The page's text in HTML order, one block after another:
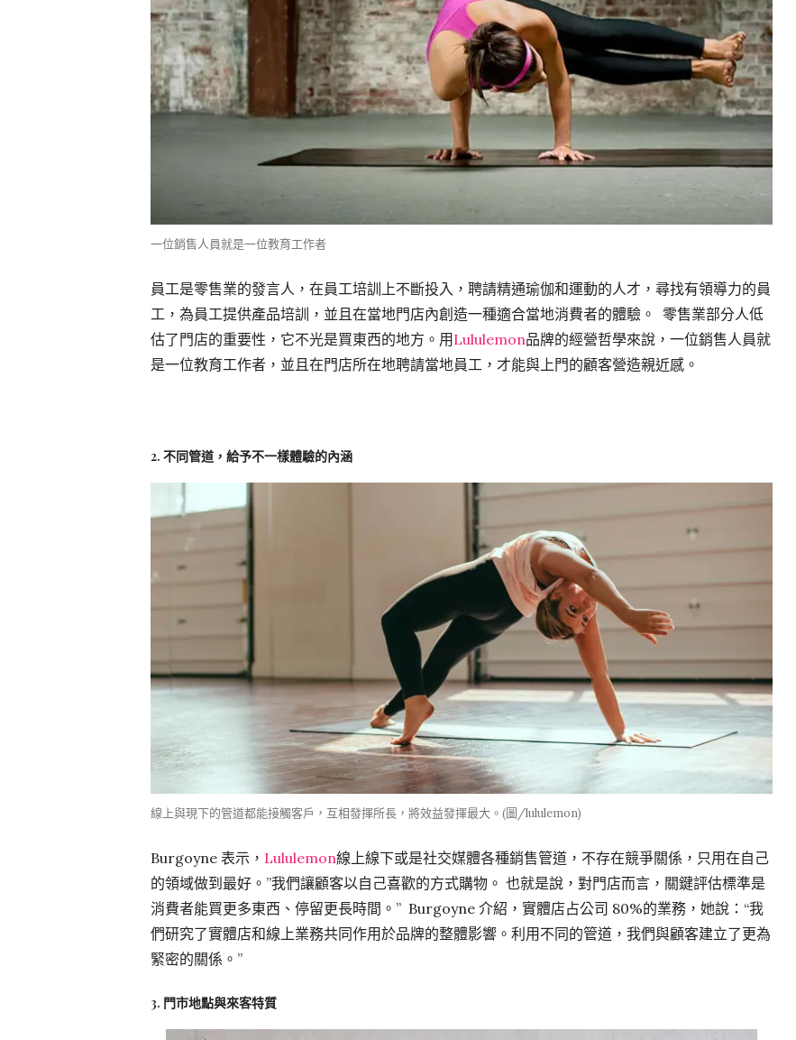
一位銷售人員就是一位教育工作者
員工是零售業的發言人，在員工培訓上不斷投入，聘請精通瑜伽和運動的人才，尋找有領導力的員
工，為員工提供產品培訓，並且在當地門店內創造一種適合當地消費者的體驗。 零售業部分人低
估了門店的重要性，它不光是買東西的地方。用Lululemon品牌的經營哲學來說，一位銷售人員就
是一位教育工作者，並且在門店所在地聘請當地員工，才能與上門的顧客營造親近感。
2. 不同管道，給予不一樣體驗的內涵
線上與現下的管道都能接觸客戶，互相發揮所長，將效益發揮最大。(圖/lululemon)
Burgoyne 表示， Lululemon線上線下或是社交媒體各種銷售管道，不存在競爭關係，只用在自己
的領域做到最好。”我們讓顧客以自己喜歡的方式購物。 也就是說，對門店而言，關鍵評估標準是
消費者能買更多東西、停留更長時間。” Burgoyne 介紹，實體店占公司 80%的業務，她說：“我
們研究了實體店和線上業務共同作用於品牌的整體影響。利用不同的管道，我們與顧客建立了更為
緊密的關係。”
3. 門市地點與來客特質